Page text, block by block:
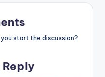
start the discussion?
Reply